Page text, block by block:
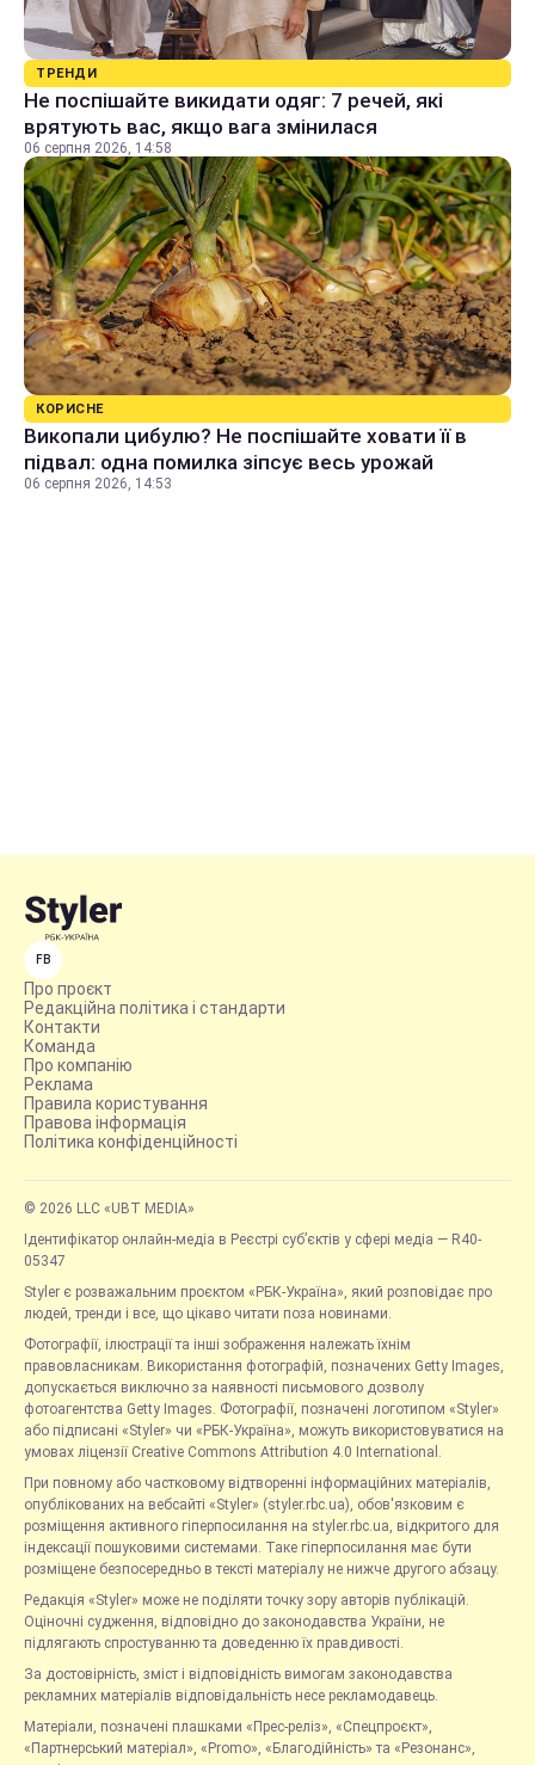
ТРЕНДИ
Не поспішайте викидати одяг: 7 речей, які
врятують вас, якщо вага змінилася
06 серпня 2026, 14:58
КОРИСНЕ
Викопали цибулю? Не поспішайте ховати її в
підвал: одна помилка зіпсує весь урожай
06 серпня 2026, 14:53
FB
Про проєкт
Редакційна політика і стандарти
Контакти
Команда
Про компанію
Реклама
Правила користування
Правова інформація
Політика конфіденційності
© 2026 LLC «UBT MEDIA»
Ідентифікатор онлайн-медіа в Реєстрі суб’єктів у сфері медіа — R40-
05347
Styler є розважальним проєктом «РБК-Україна», який розповідає про
людей, тренди і все, що цікаво читати поза новинами.
Фотографії, ілюстрації та інші зображення належать їхнім
правовласникам. Використання фотографій, позначених Getty Images,
допускається виключно за наявності письмового дозволу
фотоагентства Getty Images. Фотографії, позначені логотипом «Styler»
або підписані «Styler» чи «РБК-Україна», можуть використовуватися на
умовах ліцензії Creative Commons Attribution 4.0 International.
При повному або частковому відтворенні інформаційних матеріалів,
опублікованих на вебсайті «Styler» (styler.rbc.ua), обов'язковим є
розміщення активного гіперпосилання на styler.rbc.ua, відкритого для
індексації пошуковими системами. Таке гіперпосилання має бути
розміщене безпосередньо в тексті матеріалу не нижче другого абзацу.
Редакція «Styler» може не поділяти точку зору авторів публікацій.
Оціночні судження, відповідно до законодавства України, не
підлягають спростуванню та доведенню їх правдивості.
За достовірність, зміст і відповідність вимогам законодавства
рекламних матеріалів відповідальність несе рекламодавець.
Матеріали, позначені плашками «Прес-реліз», «Спецпроєкт»,
«Партнерський матеріал», «Promo», «Благодійність» та «Резонанс»,